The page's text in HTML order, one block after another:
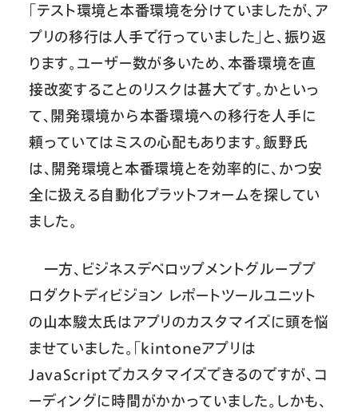
「テスト環境と本番環境を分けていましたが、ア
プリの移行は人手で行っていました」と、振り返
ります。ユーザー数が多いため、本番環境を直
接改変することのリスクは甚大です。かといっ
て、開発環境から本番環境への移行を人手に
頼っていてはミスの心配もあります。飯野氏
は、開発環境と本番環境とを効率的に、かつ安
全に扱える自動化プラットフォームを探してい
ました。
一方、ビジネスデベロップメントグループプ
ロダクトディビジョン レポートツールユニット
の山本駿太氏はアプリのカスタマイズに頭を悩
ませていました。「kintoneアプリは
JavaScriptでカスタマイズできるのですが、コ
ーディングに時間がかかっていました。しかも、